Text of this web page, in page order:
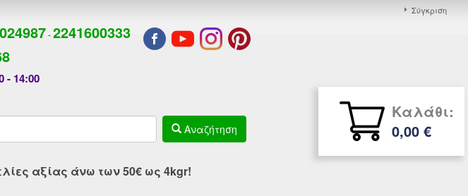
Σύγκριση
-2241600333
- 14:00
Αναζήτηση
Καλάθι:
0,00 €
αξίας άνω των 50€ ως 4kgr!